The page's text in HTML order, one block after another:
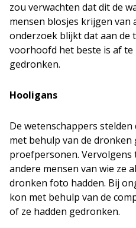
zou verwachten dat dit de
mensen blosjes krijgen van
onderzoek blijkt dat aan de
voorhoofd het beste is af te
gedronken.
Hooligans
De wetenschappers
met behulp van de dronken
proefpersonen.
andere mensen van wie ze
dronken foto hadden. Bij
kon met behulp van de
of ze hadden gedronken.